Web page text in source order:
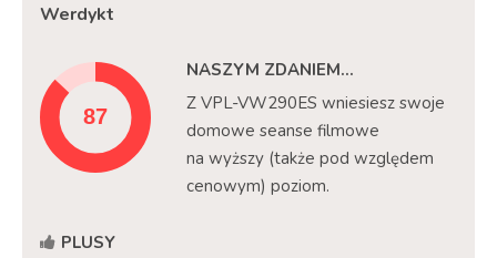
Werdykt
NASZYM ZDANIEM...
Z VPL-VW290ES wniesiesz swoje
domowe seanse filmowe
na wyższy (także pod względem
cenowym) poziom.
PLUSY